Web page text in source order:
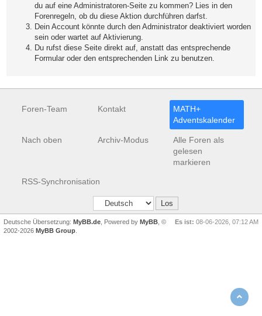
du auf eine Administratoren-Seite zu kommen? Lies in den
Forenregeln, ob du diese Aktion durchführen darfst.
Dein Account könnte durch den Administrator deaktiviert worden
sein oder wartet auf Aktivierung.
Du rufst diese Seite direkt auf, anstatt das entsprechende
Formular oder den entsprechenden Link zu benutzen.
Foren-Team Kontakt
MATH+
Adventskalender
Nach oben Archiv-Modus
Alle Foren als
gelesen
markieren
RSS-Synchronisation
Es ist: 08-06-2026, 07:12 AM
Deutsche Übersetzung: MyBB.de , Powered by MyBB , ©
2002-2026 MyBB Group